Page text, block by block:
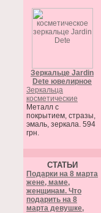
Зеркальце Jardin
Dete ювелирное
Зеркальца
косметические
Металл с
покрытием, стразы,
эмаль, зеркала. 594
грн.
СТАТЬИ
Подарки на 8 марта
жене, маме,
женщинам. Что
подарить на 8
марта девушке,